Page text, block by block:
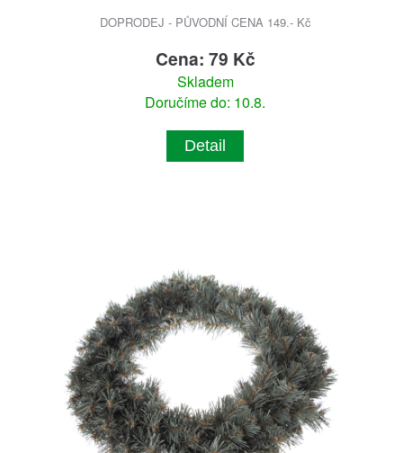
DOPRODEJ - PŮVODNÍ CENA 149.- Kč
Cena: 79 Kč
Skladem
Doručíme do: 10.8.
Detail